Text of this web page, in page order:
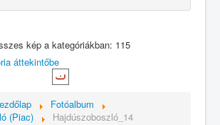
kép a kategóriákban: 115
áttekintőbe
Fotóalbum
(Piac)
Hajdúszoboszló_14